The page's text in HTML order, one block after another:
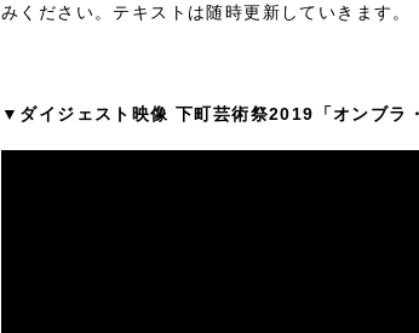
みください。テキストは随時更新していきま
▼ダイジェスト映像 下町芸術祭2019「オンブラ